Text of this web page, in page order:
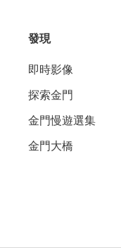
發現
即時影像
探索金門
金門慢遊選集
金門大橋